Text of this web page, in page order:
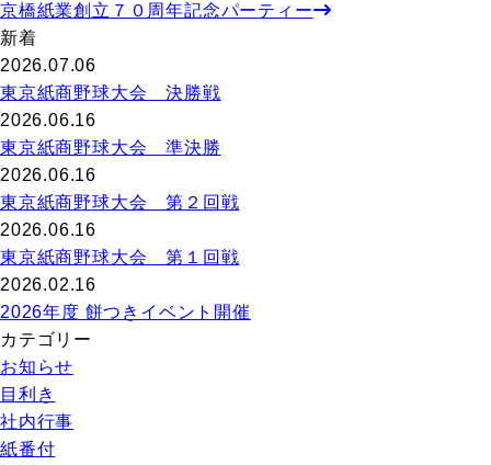
京橋紙業創立７０周年記念パーティー
新着
2026.07.06
東京紙商野球大会 決勝戦
2026.06.16
東京紙商野球大会 準決勝
2026.06.16
東京紙商野球大会 第２回戦
2026.06.16
東京紙商野球大会 第１回戦
2026.02.16
2026年度 餅つきイベント開催
カテゴリー
お知らせ
目利き
社内行事
紙番付